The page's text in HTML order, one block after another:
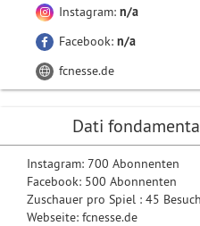
Instagram: n/a
Facebook: n/a
fcnesse.de
Dati
Instagram: 700 Abonnenten
Facebook: 500 Abonnenten
Zuschauer pro Spiel : 45
Webseite: fcnesse.de